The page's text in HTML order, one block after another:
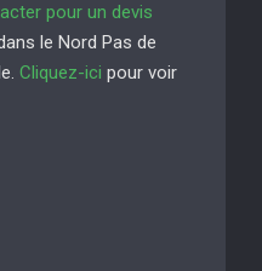
pour un devis
le Nord Pas de
Cliquez-ici pour voir